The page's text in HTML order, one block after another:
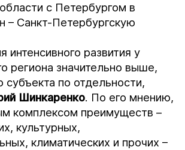
с Петербургом в
– Санкт-Петербургскую
интенсивного развития у
региона значительно выше,
субъекта по отдельности,
Шинкаренко. По его мнению,
комплексом преимуществ –
культурных,
климатических и прочих –